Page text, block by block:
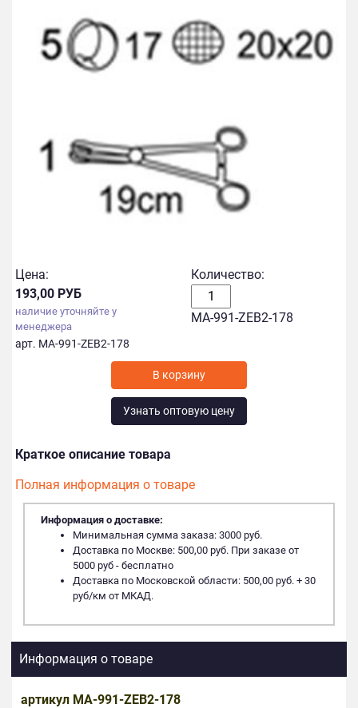
Цена:
193,00 РУБ
наличие уточняйте у
менеджера
арт. MA-991-ZEB2-178
Количество:
MA-991-ZEB2-178
Узнать оптовую цену
Краткое описание товара
Полная информация о товаре
Информация о доставке:
Минимальная сумма заказа: 3000 руб.
Доставка по Москве: 500,00 руб. При заказе от
5000 руб - бесплатно
Доставка по Московской области: 500,00 руб. + 30
руб/км от МКАД.
Информация о товаре
артикул MA-991-ZEB2-178